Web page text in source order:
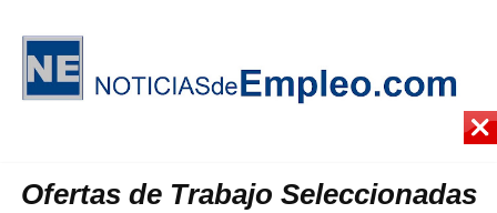
Ofertas de Trabajo Seleccionadas